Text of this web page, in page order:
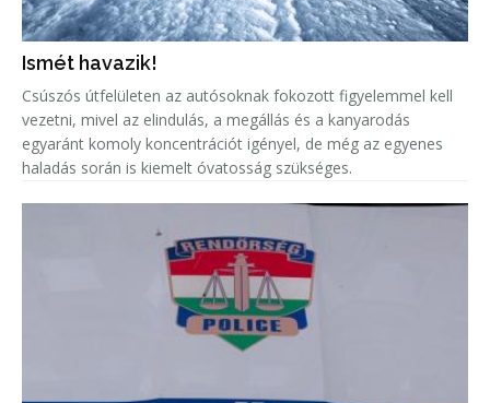
Ismét havazik!
Csúszós útfelületen az autósoknak fokozott figyelemmel kell
vezetni, mivel az elindulás, a megállás és a kanyarodás
egyaránt komoly koncentrációt igényel, de még az egyenes
haladás során is kiemelt óvatosság szükséges.